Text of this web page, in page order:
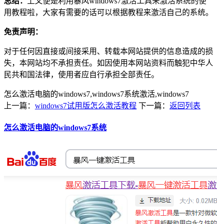
用教程啦，大家有需要的话可以根据教程来激活自己的系统。
免责声明：
对于任何因直接或间接采用、转载本网站提供的信息造成的损
失，本网站均不承担责任。如因使用本网站资料而触犯中华人
民共和国法律，使用者应自行承担全部责任。
怎么激活电脑的windows7,windows7系统激活,windows7
上一篇： windows7试用版怎么激活教程 下一篇： 返回列表
怎么激活电脑的windows7系统